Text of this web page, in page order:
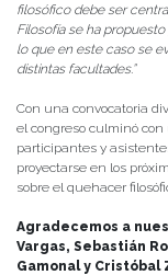
filosófico debe ser
Filosofía se ha
lo que en este caso se
distintas facultades.”
Con una convocatoria
el congreso culminó
participantes y
proyectarse en los
sobre el quehacer
Agradecemos a
Vargas, Sebastián
Gamonal y Cristóbal